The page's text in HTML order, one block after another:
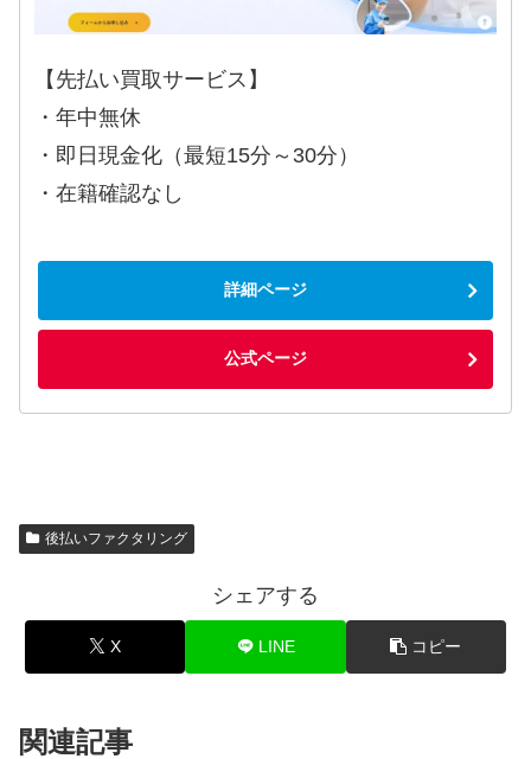
【先払い買取サービス】
・年中無休
・即日現金化（最短15分～30分）
・在籍確認なし
詳細ページ
公式ページ
後払いファクタリング
シェアする
X LINE コピー
関連記事